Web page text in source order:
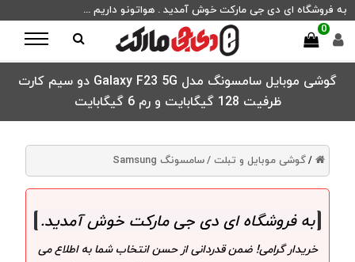
به فروشگاه ای دی جی مارکت خوش آمدید . هواتونو داریم ...
0
گوشی موبایل سامسونگ مدل Galaxy F23 5G دو سیم کارت
ظرفیت 128 گیگابایت و رم 6 گیگابایت
/گوشی موبایل و تبلت /سامسونگ Samsung
به فروشگاه ای دی جی مارکت خوش آمدید.
خریدار گرامی! ضمن قدردانی از حسن انتخاب شما به اطلاع می